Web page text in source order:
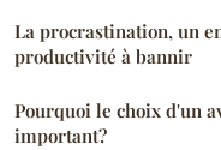
La procrastination, un
productivité à bannir
Pourquoi le choix d'un
important?